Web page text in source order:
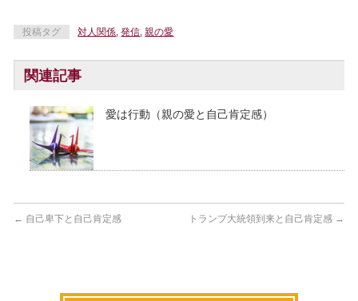
投稿タグ 対人関係 ,発信 ,親の愛
関連記事
愛は行動（親の愛と自己肯定感）
← 自己卑下と自己肯定感 トランプ大統領到来と自己肯定感 →